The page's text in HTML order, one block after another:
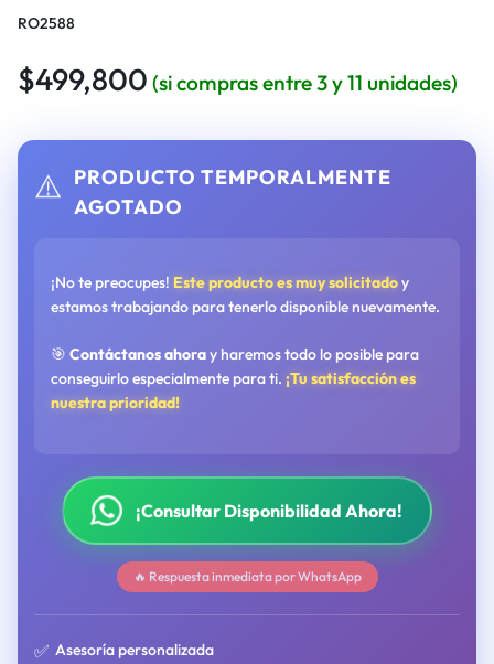
RO2588
$499,800 (si compras entre 3 y 11 unidades)
⚠️ PRODUCTO TEMPORALMENTE
AGOTADO
¡No te preocupes! Este producto es muy solicitadoy
estamos trabajando para tenerlo disponible nuevamente.
🎯 Contáctanos ahoray haremos todo lo posible para
conseguirlo especialmente para ti. ¡Tu satisfacción es
nuestra prioridad!
¡Consultar Disponibilidad Ahora!
🔥 Respuesta inmediata por WhatsApp
✅ Asesoría personalizada